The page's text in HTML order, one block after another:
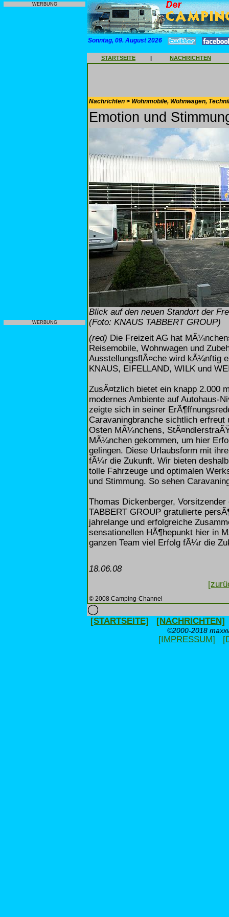
WERBUNG
WERBUNG
Sonntag, 09. August 2026
STARTSEITE | NACHRICHTEN
Nachrichten > Wohnmobile, Wohnwagen,
Emotion und
Blick auf den neuen Standort der
(Foto: KNAUS TABBERT GROUP)
(red) Die Freizeit AG hat
Reisemobile, Wohnwagen und
AusstellungsflÃ¤che wird kÃ¼nftig
KNAUS, EIFELLAND, WILK und
ZusÃ¤tzlich bietet ein knapp 2.000
modernes Ambiente auf Autohaus-
zeigte sich in seiner
Caravaningbranche sichtlich
Osten MÃ¼nchens,
MÃ¼nchen gekommen, um hier
gelingen. Diese Urlaubsform mit
fÃ¼r die Zukunft. Wir bieten
tolle Fahrzeuge und optimalen
und Stimmung. So sehen
Thomas Dickenberger,
TABBERT GROUP gratulierte
jahrelange und erfolgreiche
sensationellen HÃ¶hepunkt hier in
ganzen Team viel Erfolg fÃ¼r die
18.06.08
© 2008 Camping-Channel
[STARTSEITE] [NACHRICHTEN]
©2000-2018
[IMPRESSUM]